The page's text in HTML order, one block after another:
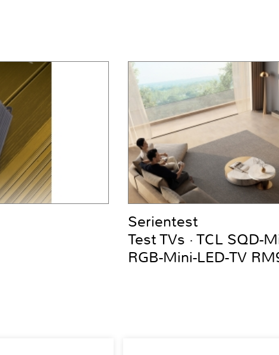
Serientest
Test TVs · TCL SQD-
RGB-Mini-LED-TV